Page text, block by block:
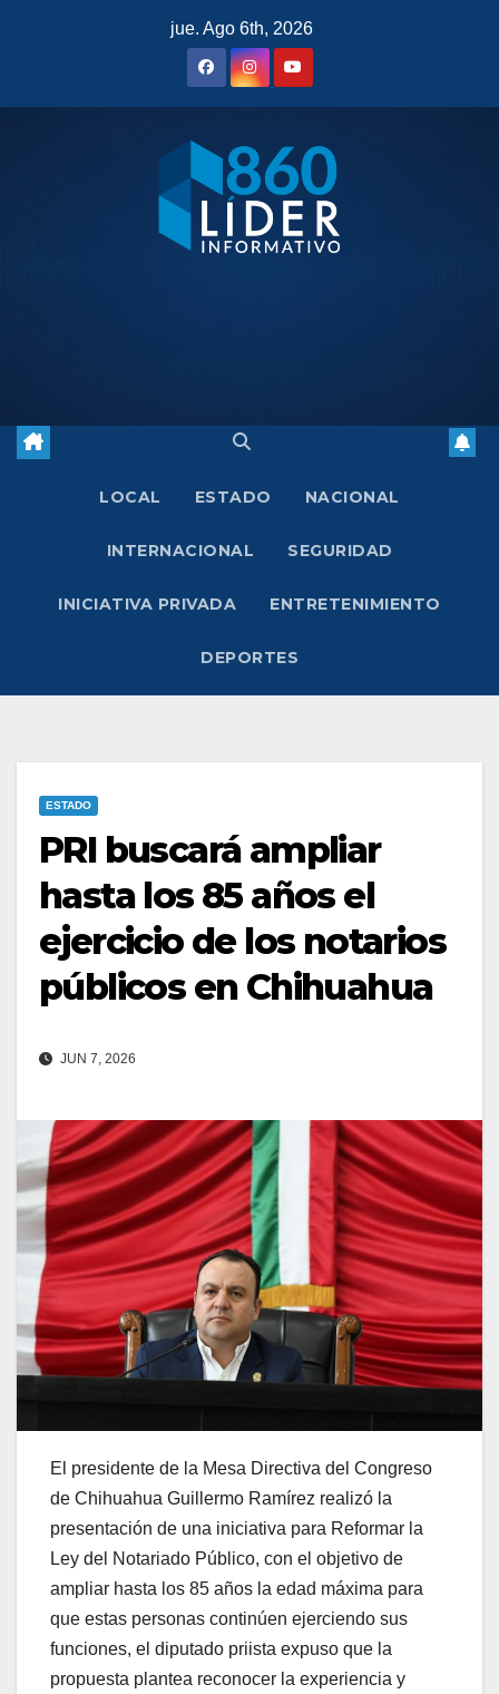
jue. Ago 6th, 2026
LOCAL ESTADO NACIONAL
INTERNACIONAL SEGURIDAD
INICIATIVA PRIVADA ENTRETENIMIENTO
DEPORTES
ESTADO
PRI buscará ampliar
hasta los 85 años el
ejercicio de los notarios
públicos en Chihuahua
JUN 7, 2026
El presidente de la Mesa Directiva del Congreso
de Chihuahua Guillermo Ramírez realizó la
presentación de una iniciativa para Reformar la
Ley del Notariado Público, con el objetivo de
ampliar hasta los 85 años la edad máxima para
que estas personas continúen ejerciendo sus
funciones, el diputado priista expuso que la
propuesta plantea reconocer la experiencia y